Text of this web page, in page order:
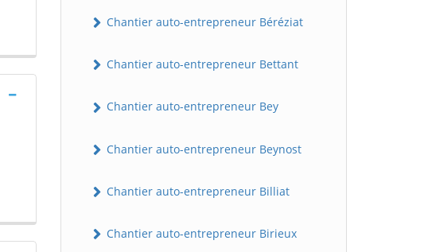
Chantier auto-entrepreneur Béréziat
Chantier auto-entrepreneur Bettant
Chantier auto-entrepreneur Bey
Chantier auto-entrepreneur Beynost
Chantier auto-entrepreneur Billiat
Chantier auto-entrepreneur Birieux